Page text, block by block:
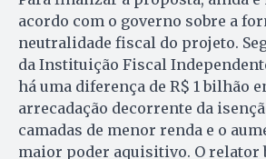
acordo com o governo sobre a
neutralidade fiscal do projeto.
da Instituição Fiscal
há uma diferença de R$ 1 bilhão
arrecadação decorrente da
camadas de menor renda e o
maior poder aquisitivo. O relator